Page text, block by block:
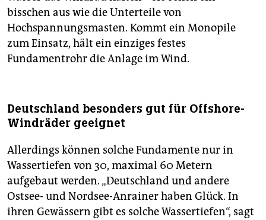
bisschen aus wie die Unterteile von
Hochspannungsmasten. Kommt ein Monopile
zum Einsatz, hält ein einziges festes
Fundamentrohr die Anlage im Wind.
Deutschland besonders gut für Offshore-
Windräder geeignet
Allerdings können solche Fundamente nur in
Wassertiefen von 30, maximal 60 Metern
aufgebaut werden. „Deutschland und andere
Ostsee- und Nordsee-Anrainer haben Glück. In
ihren Gewässern gibt es solche Wassertiefen“, sagt